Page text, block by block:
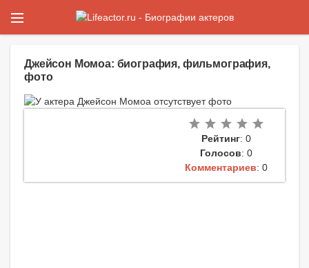
Джейсон Момоа: биография, фильмография,
фото
Рейтинг: 0
Голосов: 0
Комментариев: 0